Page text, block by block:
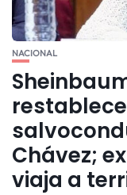
NACIONAL
Chávez;
viaja a